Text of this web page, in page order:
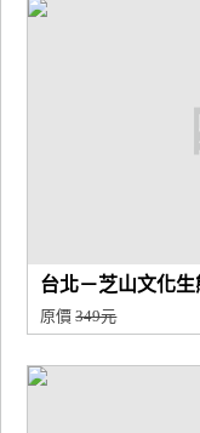
伴
計
劃
台北－芝山文化
原價349元